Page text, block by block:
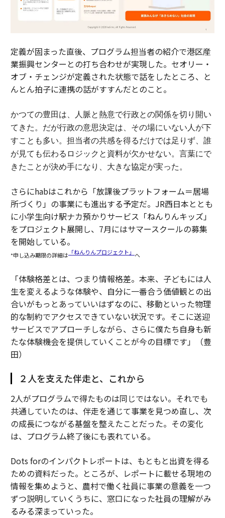
定義が固まった直後、プログラム担当者の紹介で港区産
業振興センターとの打ち合わせが実現した。セオリー・
オブ・チェンジが定義された状態で話をしたところ、と
んとん拍子に連携の話がすすんだとのこと。
かつての豊田は、人脈と熱意で行政との関係を切り開い
てきた。 だが行政の意思決定は、その場にいない人が下
すことも多い。担当者の共感を得るだけでは足りず、誰
が見ても伝わるロジックと資料が欠かせない。 言葉にで
きたことが決め手になり、大きな協定が実った。
さらにhabはこれから「放課後プラットフォーム＝居場
所づくり」の事業にも進出する予定だ。JR西日本ととも
に小学生向け駅ナカ預かりサービス「ねんりんキッズ」
をプロジェクト展開し、7月にはサマースクールの募集
を開始している。
*申し込み期限の詳細は 「ねんりんプロジェクト」 へ
「体験格差とは、つまり情報格差。本来、子どもには人
生を変えるような体験や、自分に一番合う価値観との出
合いがもっとあっていいはずなのに、移動といった物理
的な制約でアクセスできていない状況です。そこに送迎
サービスでアプローチしながら、さらに僕たち自身も新
たな体験機会を提供していくことが今の目標です」（豊
田）
２人を支えた伴走と、これから
2人がプログラムで得たものは同じではない。それでも
共通していたのは、伴走を通じて事業を見つめ直し、次
の成長につながる基盤を整えたことだった。その変化
は、プログラム終了後にも表れている。
Dots forのインパクトレポートは、もともと出資を得る
ための資料だった。ところが、レポートに載せる現地の
情報を集めようと、農村で働く社員に事業の意義を一つ
ずつ説明していくうちに、窓口になった社員の理解がみ
るみる深まっていった。